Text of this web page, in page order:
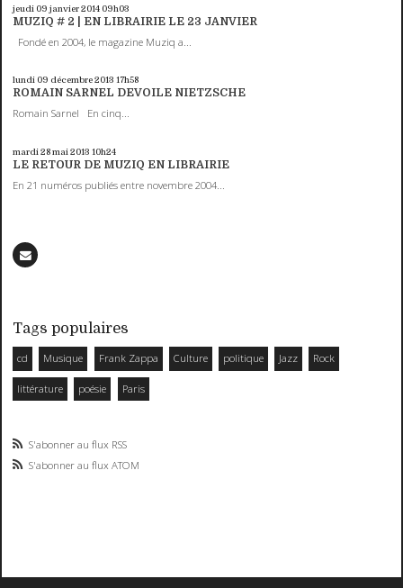
jeudi 09 janvier 2014 09h03
MUZIQ # 2 | EN LIBRAIRIE LE 23 JANVIER
Fondé en 2004, le magazine Muziq a...
lundi 09 décembre 2013 17h58
ROMAIN SARNEL DEVOILE NIETZSCHE
Romain Sarnel En cinq...
mardi 28mai 2013 10h24
LE RETOUR DE MUZIQ EN LIBRAIRIE
En 21 numéros publiés entre novembre 2004...
Tags populaires
cd Musique Frank Zappa Culture politique Jazz Rock
littérature poésie Paris
S'abonner au flux RSS
S'abonner au flux ATOM